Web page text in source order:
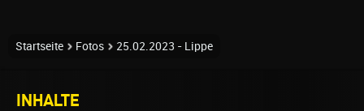
Startseite Fotos 25.02.2023 - Lippe
INHALTE